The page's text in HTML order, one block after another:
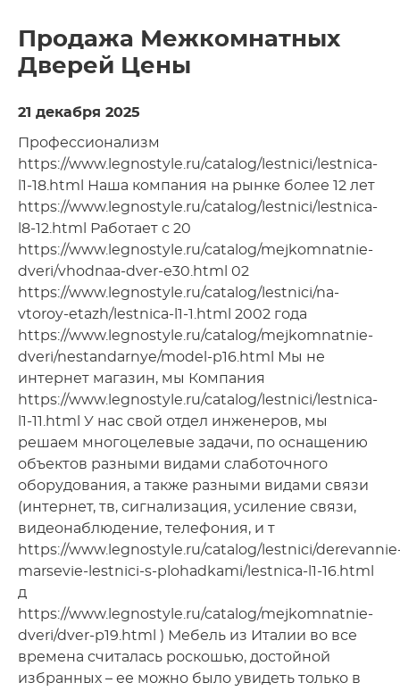
Продажа Межкомнатных
Дверей Цены
21 декабря 2025
Профессионализм
https://www.legnostyle.ru/catalog/lestnici/lestnica-
l1-18.html Наша компания на рынке более 12 лет
https://www.legnostyle.ru/catalog/lestnici/lestnica-
l8-12.html Работает с 20
https://www.legnostyle.ru/catalog/mejkomnatnie-
dveri/vhodnaa-dver-e30.html 02
https://www.legnostyle.ru/catalog/lestnici/na-
vtoroy-etazh/lestnica-l1-1.html 2002 года
https://www.legnostyle.ru/catalog/mejkomnatnie-
dveri/nestandarnye/model-p16.html Мы не
интернет магазин, мы Компания
https://www.legnostyle.ru/catalog/lestnici/lestnica-
l1-11.html У нас свой отдел инженеров, мы
решаем многоцелевые задачи, по оснащению
объектов разными видами слаботочного
оборудования, а также разными видами связи
(интернет, тв, сигнализация, усиление связи,
видеонаблюдение, телефония, и т
https://www.legnostyle.ru/catalog/lestnici/
marsevie-lestnici-s-plohadkami/lestnica-l1-16.html
д
https://www.legnostyle.ru/catalog/mejkomnatnie-
dveri/dver-p19.html ) Мебель из Италии во все
времена считалась роскошью, достойной
избранных – ее можно было увидеть только в